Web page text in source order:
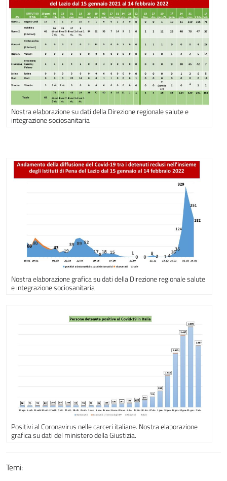
Nostra elaborazione su dati della Direzione regionale salute e
integrazione sociosanitaria
Nostra elaborazione grafica su dati della Direzione regionale salute
e integrazione sociosanitaria
Positivi al Coronavirus nelle carceri italiane. Nostra elaborazione
grafica su dati del ministero della Giustizia.
Temi: